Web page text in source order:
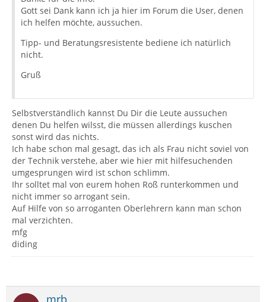
Gott sei Dank kann ich ja hier im Forum die User, denen
ich helfen möchte, aussuchen.
Tipp- und Beratungsresistente bediene ich natürlich
nicht.
Gruß
Selbstverständlich kannst Du Dir die Leute aussuchen
denen Du helfen wilsst, die müssen allerdings kuschen
sonst wird das nichts.
Ich habe schon mal gesagt, das ich als Frau nicht soviel von
der Technik verstehe, aber wie hier mit hilfesuchenden
umgesprungen wird ist schon schlimm.
Ihr solltet mal von eurem hohen Roß runterkommen und
nicht immer so arrogant sein.
Auf Hilfe von so arroganten Oberlehrern kann man schon
mal verzichten.
mfg
diding
mrb